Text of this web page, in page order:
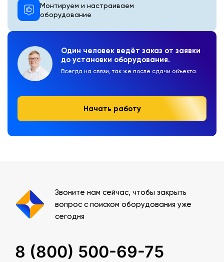
Один человек ведёт заказ от заявки
до установки оборудования.
Всегда на связи, так же после сдачи объекта.
Начать работу
Монтируем и настраиваем
оборудование
Звоните нам сейчас, чтобы закрыть
вопрос с поиском оборудования уже
сегодня
8 (800) 500-69-75